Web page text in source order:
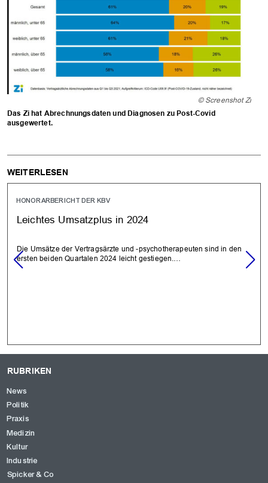
© Screenshot Zi
Das Zi hat Abrechnungsdaten und Diagnosen zu Post-Covid
ausgewertet.
WEITERLESEN
HONORARBERICHT DER KBV
Leichtes Umsatzplus in 2024
Die Umsätze der Vertragsärzte und -psychotherapeuten sind in den
ersten beiden Quartalen 2024 leicht gestiegen.…
RUBRIKEN
News
Politik
Praxis
Medizin
Kultur
Industrie
Spicker & Co